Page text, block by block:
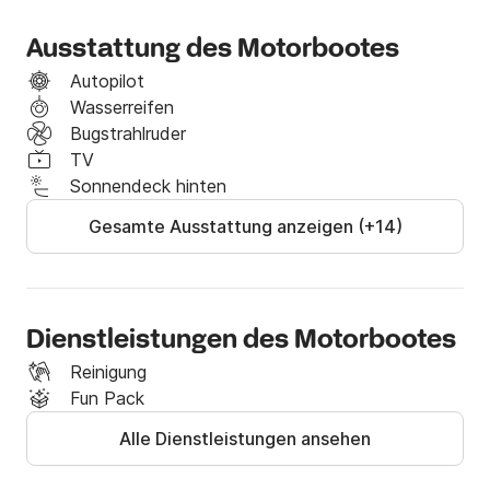
Ausstattung des Motorbootes
Autopilot
Wasserreifen
Bugstrahlruder
TV
Sonnendeck hinten
Gesamte Ausstattung anzeigen (+14)
Dienstleistungen des Motorbootes
Reinigung
Fun Pack
Alle Dienstleistungen ansehen